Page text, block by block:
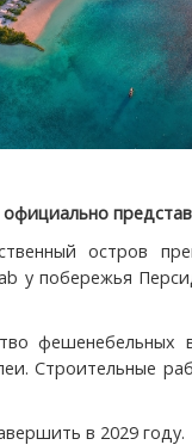
остров
у побережья
фешенебельных
Строительные
в 2029 году.